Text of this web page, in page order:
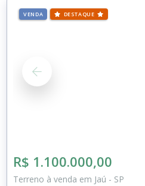
VENDA DESTAQUE
R$ 1.100.000,00
Terreno à venda em Jaú - SP